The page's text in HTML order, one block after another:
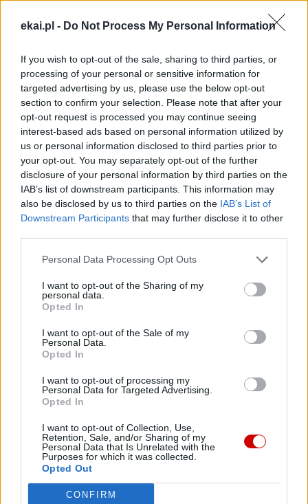
ekai.pl - Do Not Process My Personal Information
If you wish to opt-out of the sale, sharing to third parties, or
processing of your personal or sensitive information for
targeted advertising by us, please use the below opt-out
section to confirm your selection. Please note that after your
opt-out request is processed you may continue seeing
interest-based ads based on personal information utilized by
us or personal information disclosed to third parties prior to
your opt-out. You may separately opt-out of the further
disclosure of your personal information by third parties on the
IAB’s list of downstream participants. This information may
also be disclosed by us to third parties on the IAB’s List of
Downstream Participants that may further disclose it to other
Personal Data Processing Opt Outs
I want to opt-out of the Sharing of my
personal data.
Opted In
I want to opt-out of the Sale of my
Personal Data.
Opted In
I want to opt-out of processing my
Personal Data for Targeted Advertising.
Opted In
I want to opt-out of Collection, Use,
Retention, Sale, and/or Sharing of my
Personal Data that Is Unrelated with the
Purposes for which it was collected.
Opted Out
CONFIRM
niepokojące pytanie postawione przez naukowców
prawie siedemdziesiąt lat temu: „Czy mamy pogodzić się
z kresem ludzkości, czy też ludzkość powinna wyrzec się
wojny?” (Manifest Russella-Einsteina, 9 lipca 1955 r.).
W moim sercu noszę wszystkie liczne ukraińskie ofiary,
miliony uchodźców i przesiedleńców wewnętrznych,
rozdzielone rodziny, osoby starsze pozostawione samym
sobie, zgładzone ludzkie istnienia i miasta zrównane z
ziemią. Mam w oczach spojrzenie dzieci osieroconych i
uciekających przed wojną. Patrząc na nie, nie możemy
nie słyszeć ich krzyku bólu, podobnie jak krzyku wielu
innych dzieci, które cierpią na całym świecie: umierają z
głodu lub braku leczenia, dzieci będących ofiarami
nadużyć i przemocy, a także tych, którym odmówiono
Pośród bólu wojny są też znaki otuchy, takie jak otwarte
drzwi domów, jakże wielu rodzin i wspólnot w całej
Europie, które przyjmują migrantów i uchodźców. Oby te
liczne akty miłosierdzia stały się błogosławieństwem dla
naszych społeczeństw, niekiedy niszczonych przez wiele
egoizmu i indywidualizmu, i przyczyniły się do uczynienia
Niech konflikt w Europie sprawi, abyśmy bardziej
przejmowali się także innymi sytuacjami napięcia,
cierpienia i bólu, które dotykają zbyt wielu regionów
świata, a o których nie możemy i nie chcemy zapomnieć.